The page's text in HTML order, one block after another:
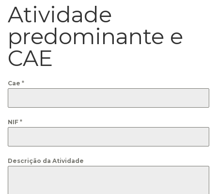
Atividade
predominante e
CAE
Cae *
NIF *
Descrição da Atividade